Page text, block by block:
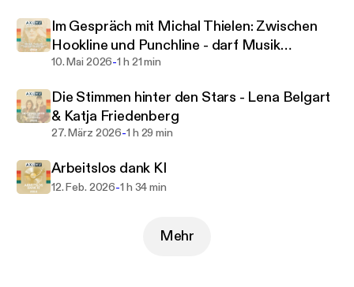
Im Gespräch mit Michal Thielen: Zwischen
Hookline und Punchline - darf Musik
humorvoll sein?
10. Mai 2026-1 h 21 min
Die Stimmen hinter den Stars - Lena Belgart
& Katja Friedenberg
27. März 2026-1 h 29 min
Arbeitslos dank KI
12. Feb. 2026-1 h 34 min
Mehr